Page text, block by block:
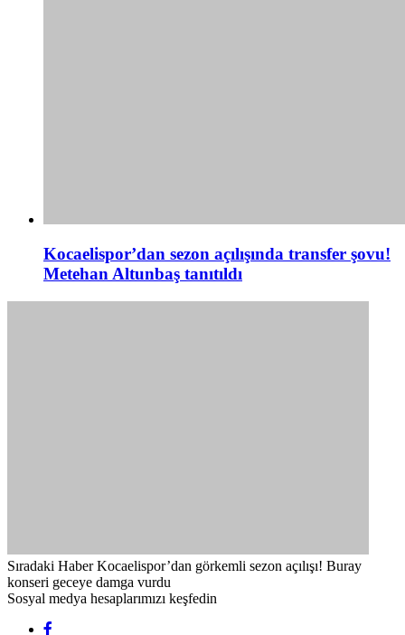
Kocaelispor’dan sezon açılışında transfer şovu!
Metehan Altunbaş tanıtıldı
Sıradaki Haber Kocaelispor’dan görkemli sezon açılışı! Buray
konseri geceye damga vurdu
Sosyal medya hesaplarımızı keşfedin